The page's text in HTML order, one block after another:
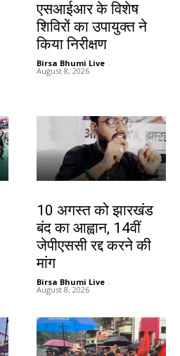
एसआईआर के विशेष
शिविरों का उपायुक्त ने
किया निरीक्षण
Birsa Bhumi Live -
August 8, 2026
10 अगस्त को झारखंड
बंद का आह्वान, 14वीं
जेपीएससी रद्द करने की
मांग
Birsa Bhumi Live -
August 8, 2026